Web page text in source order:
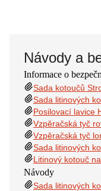
Návody a
Informace o
Sada kotoučů
Sada litinových
Posilovací lavice
Vzpěračská tyč
Vzpěračská tyč
Sada litinových
Litinový kotouč
Návody
Sada litinových